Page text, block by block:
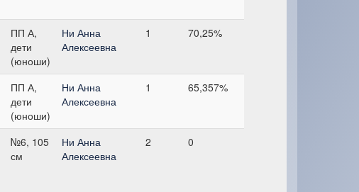
ПП А,
дети
(юноши)
Ни Анна
Алексеевна
1 70,25%
ПП А,
дети
(юноши)
Ни Анна
Алексеевна
1 65,357%
№6, 105
см
Ни Анна
Алексеевна
2 0